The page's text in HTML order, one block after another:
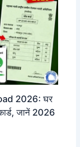
2026: घर
जानें 2026